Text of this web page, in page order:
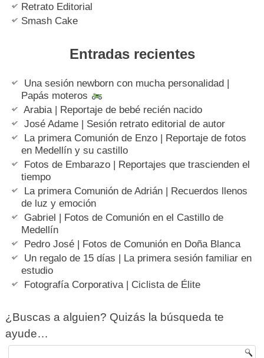
Retrato Editorial
Smash Cake
Entradas recientes
Una sesión newborn con mucha personalidad |
Papás moteros
Arabia | Reportaje de bebé recién nacido
José Adame | Sesión retrato editorial de autor
La primera Comunión de Enzo | Reportaje de fotos
en Medellín y su castillo
Fotos de Embarazo | Reportajes que trascienden el
tiempo
La primera Comunión de Adrián | Recuerdos llenos
de luz y emoción
Gabriel | Fotos de Comunión en el Castillo de
Medellín
Pedro José | Fotos de Comunión en Doña Blanca
Un regalo de 15 días | La primera sesión familiar en
estudio
Fotografía Corporativa | Ciclista de Élite
¿Buscas a alguien? Quizás la búsqueda te
ayude…